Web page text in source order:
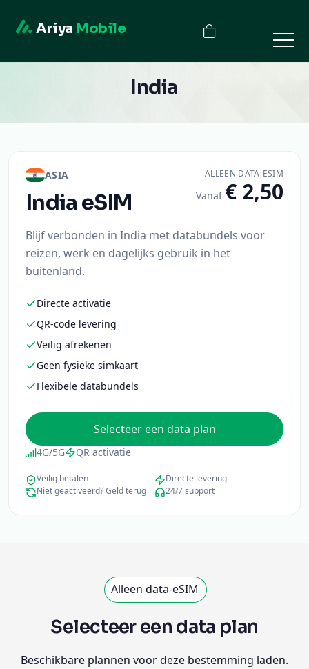
Ariya Mobile
India
ASIA
India eSIM
ALLEEN DATA-ESIM
Vanaf € 2,50
Blijf verbonden in India met databundels voor
reizen, werk en dagelijks gebruik in het
buitenland.
Directe activatie
QR-code levering
Veilig afrekenen
Geen fysieke simkaart
Flexibele databundels
Selecteer een data plan
4G/5G QR activatie
Veilig betalen
Directe levering
Niet geactiveerd? Geld terug
24/7 support
Alleen data-eSIM
Selecteer een data plan
Beschikbare plannen voor deze bestemming laden.